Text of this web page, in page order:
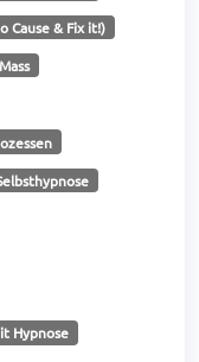
Cause & Fix it!)
Hypnose